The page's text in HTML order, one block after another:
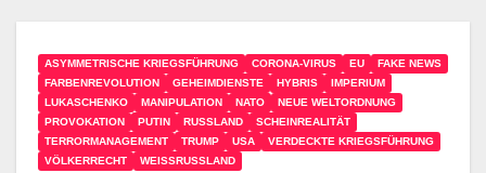
ASYMMETRISCHE KRIEGSFÜHRUNG CORONA-VIRUS EU
FAKE NEWS
FARBENREVOLUTION
GEHEIMDIENSTE HYBRIS
IMPERIUM
LUKASCHENKO
MANIPULATION NATO
NEUE WELTORDNUNG
PROVOKATION
PUTIN RUSSLAND
SCHEINREALITÄT
TERRORMANAGEMENT
TRUMP USA
VERDECKTE KRIEGSFÜHRUNG
VÖLKERRECHT
WEISSRUSSLAND